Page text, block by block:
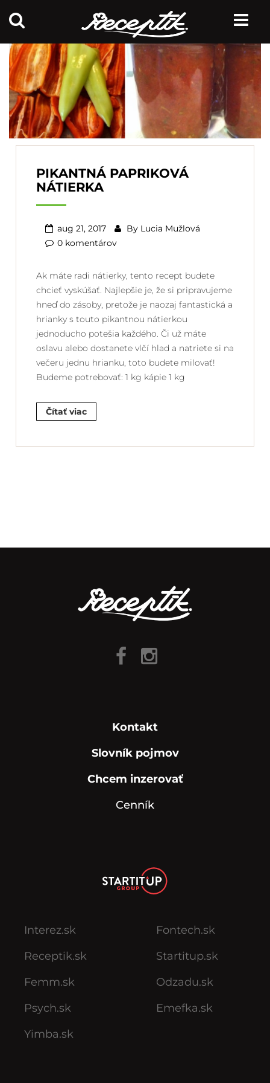
PIKANTNÁ PAPRIKOVÁ
NÁTIERKA
aug 21, 2017 By Lucia Mužlová
0 komentárov
Ak máte radi nátierky, tento recept budete
chcieť vyskúšať. Najlepšie je, že si pripravujeme
hneď do zásoby, pretože je naozaj fantastická a
hrianky s touto pikantnou nátierkou
jednoducho potešia každého. Či už máte
oslavu alebo dostanete vlčí hlad a natriete si na
večeru jednu hrianku, toto budete milovať!
Budeme potrebovať: 1 kg kápie 1 kg
Čítať viac
Kontakt
Slovník pojmov
Chcem inzerovať
Cenník
Interez.sk
Receptik.sk
Femm.sk
Psych.sk
Yimba.sk
Fontech.sk
Startitup.sk
Odzadu.sk
Emefka.sk